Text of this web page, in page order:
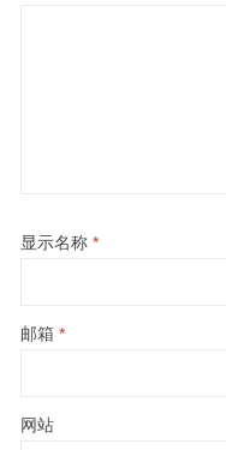
显示名称 *
邮箱 *
网站